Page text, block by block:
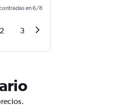
en 6/8
2 3